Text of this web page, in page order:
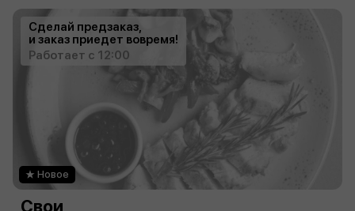
Сделай предзаказ,
и заказ приедет вовремя!
Работает с 12:00
Новое
Свои